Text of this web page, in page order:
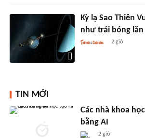
Kỳ lạ Sao Thiên
như trái bóng
2 giờ
TIN MỚI
Các nhà khoa
bằng AI
2 giờ